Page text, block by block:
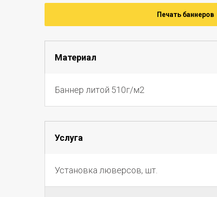
Печать баннеров
Материал
Баннер литой 510г/м2
Услуга
Установка люверсов, шт.